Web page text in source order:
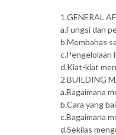
1.GENERAL
a.Fungsi dan
b.Membahas
c.Pengelolaan
d.Kiat-kiat
2.BUILDING
a.Bagaimana
b.Cara yang
c.Bagaimana
d.Sekilas